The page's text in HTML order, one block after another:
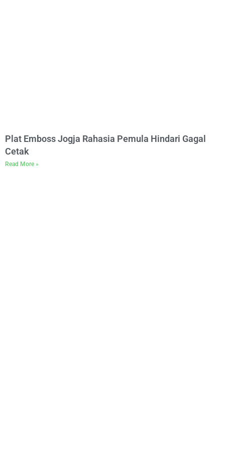
Plat Emboss Jogja Rahasia Pemula Hindari Gagal
Cetak
Read More »